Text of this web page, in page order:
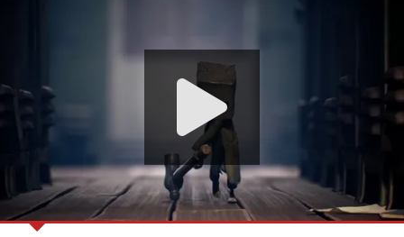
Videa
Soutěže
Databáze
Komunita